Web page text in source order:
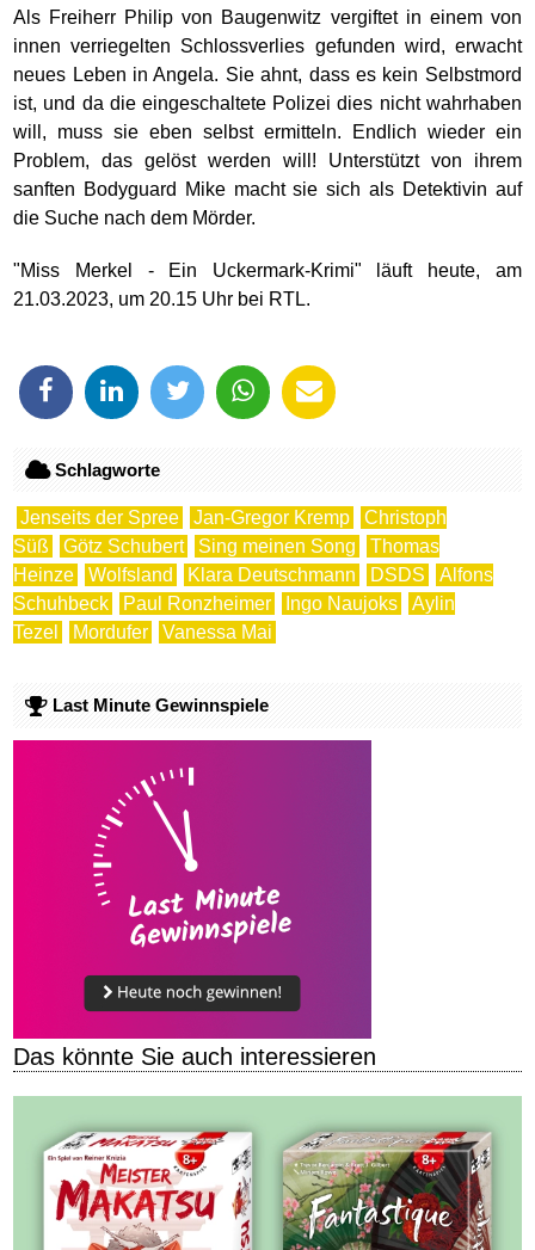
Als Freiherr Philip von Baugenwitz vergiftet in einem von
innen verriegelten Schlossverlies gefunden wird, erwacht
neues Leben in Angela. Sie ahnt, dass es kein Selbstmord
ist, und da die eingeschaltete Polizei dies nicht wahrhaben
will, muss sie eben selbst ermitteln. Endlich wieder ein
Problem, das gelöst werden will! Unterstützt von ihrem
sanften Bodyguard Mike macht sie sich als Detektivin auf
die Suche nach dem Mörder.
"Miss Merkel - Ein Uckermark-Krimi" läuft heute, am
21.03.2023, um 20.15 Uhr bei RTL.
Schlagworte
Jenseits der Spree Jan-Gregor Kremp
Christoph
Süß
Götz Schubert Sing meinen Song
Thomas
Heinze
Wolfsland Klara Deutschmann DSDS
Alfons
Schuhbeck
Paul Ronzheimer Ingo Naujoks
Aylin
Tezel
Mordufer Vanessa Mai
Last Minute Gewinnspiele
Das könnte Sie auch interessieren